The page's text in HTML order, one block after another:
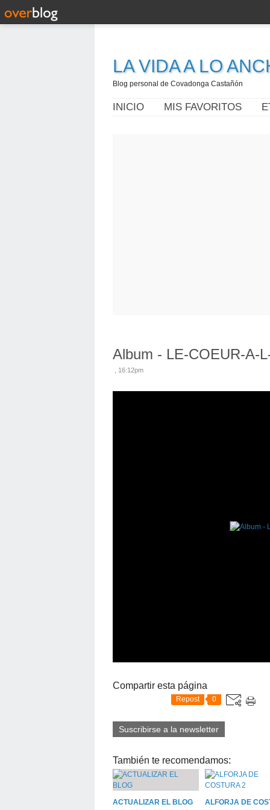
LA VIDA A LO
Blog personal de Covadonga Castañón
INICIO MIS FAVORITOS
Album - LE-COEUR-A-
, 16:12pm
Compartir esta página
Repost 0
Suscribirse a la newsletter
También te recomendamos:
ACTUALIZAR EL BLOG
ALFORJA DE